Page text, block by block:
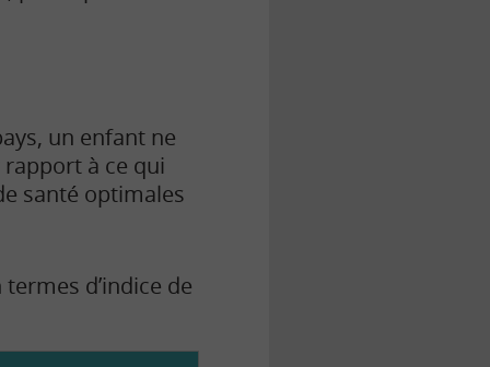
un enfant ne
à ce qui
santé optimales
d’indice de